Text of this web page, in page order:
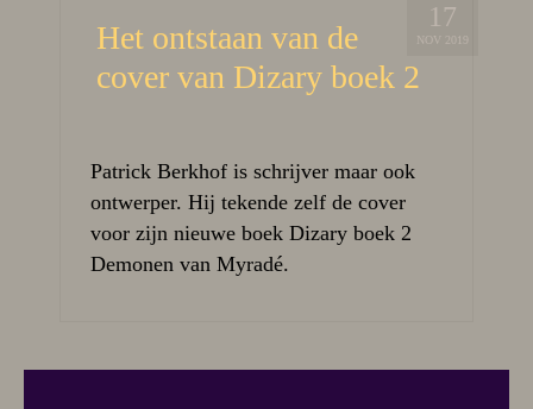
17
NOV 2019
Het ontstaan van de
cover van Dizary boek 2
Patrick Berkhof is schrijver maar ook
ontwerper. Hij tekende zelf de cover
voor zijn nieuwe boek Dizary boek 2
Demonen van Myradé.